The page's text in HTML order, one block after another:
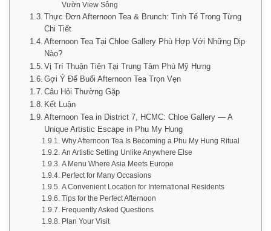
Vườn View Sông
Thực Đơn Afternoon Tea & Brunch: Tinh Tế Trong Từng
Chi Tiết
Afternoon Tea Tại Chloe Gallery Phù Hợp Với Những Dịp
Nào?
Vị Trí Thuận Tiện Tại Trung Tâm Phú Mỹ Hưng
Gợi Ý Để Buổi Afternoon Tea Trọn Vẹn
Câu Hỏi Thường Gặp
Kết Luận
Afternoon Tea in District 7, HCMC: Chloe Gallery — A
Unique Artistic Escape in Phu My Hung
Why Afternoon Tea Is Becoming a Phu My Hung Ritual
An Artistic Setting Unlike Anywhere Else
A Menu Where Asia Meets Europe
Perfect for Many Occasions
A Convenient Location for International Residents
Tips for the Perfect Afternoon
Frequently Asked Questions
Plan Your Visit